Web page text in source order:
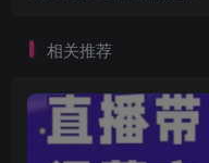
相关推荐